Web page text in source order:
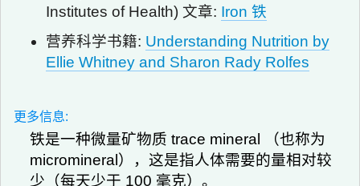
Institutes of Health) 文章: Iron 铁
营养科学书籍: Understanding Nutrition by
Ellie Whitney and Sharon Rady Rolfes
更多信息:
铁是一种微量矿物质 trace mineral （也称为
micromineral），这是指人体需要的量相对较
少（每天少于 100 毫克）。